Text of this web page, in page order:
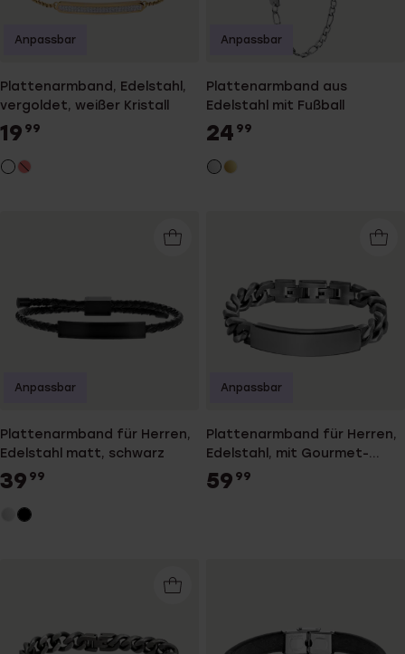
Plattenarmband, Edelstahl,
vergoldet, weißer Kristall
19 99
Anpassbar
Plattenarmband aus
Edelstahl mit Fußball
24 99
Anpassbar
Plattenarmband für Herren,
Edelstahl matt, schwarz
39 99
Anpassbar
Plattenarmband für Herren,
Edelstahl, mit Gourmet-
Kettenglied
59 99
Anpassbar